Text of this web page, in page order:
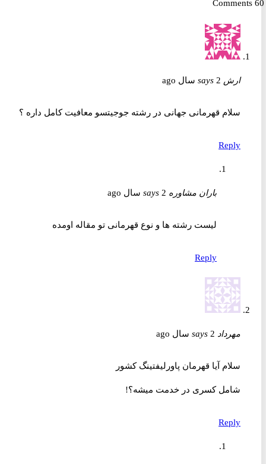
ارش says 2 سال ago
سلام قهرمانی جهانی در رشته جوجیتسو معافیت کامل داره ؟
Reply
باران مشاوره says 2 سال ago
لیست رشته ها و نوع قهرمانی تو مقاله اومده
Reply
مهرداد says 2 سال ago
سلام آیا قهرمان پاورلیفتینگ کشور
شامل کسری در خدمت میشه؟!
Reply